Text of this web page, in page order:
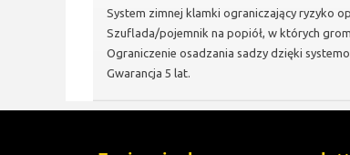
System zimnej klamki ograniczający ryzyko
Szuflada/pojemnik na popiół, w których
Ograniczenie osadzania sadzy dzięki
Gwarancja 5 lat.